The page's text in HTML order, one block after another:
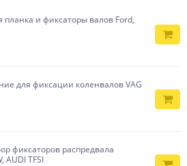
планка и фиксаторы валов Ford,
для фиксации коленвалов VAG
фиксаторов распредвала
AUDI TFSI